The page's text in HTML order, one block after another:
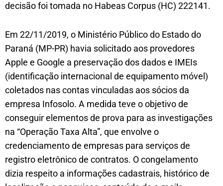
decisão foi tomada no Habeas Corpus (HC) 222141.
Em 22/11/2019, o Ministério Público do Estado do
Paraná (MP-PR) havia solicitado aos provedores
Apple e Google a preservação dos dados e IMEIs
(identificação internacional de equipamento móvel)
coletados nas contas vinculadas aos sócios da
empresa Infosolo. A medida teve o objetivo de
conseguir elementos de prova para as investigações
na “Operação Taxa Alta”, que envolve o
credenciamento de empresas para serviços de
registro eletrônico de contratos. O congelamento
dizia respeito a informações cadastrais, histórico de